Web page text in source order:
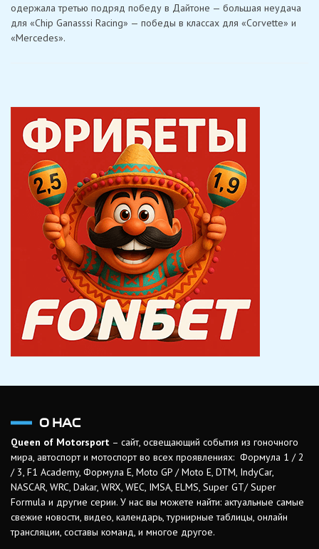
одержала третью подряд победу в Дайтоне — большая неудача
для «Chip Ganasssi Racing» — победы в классах для «Corvette» и
«Mercedes».
О НАС
Queen of Motorsport – сайт, освещающий события из гоночного
мира, автоспорт и мотоспорт во всех проявлениях: Формула 1 / 2
/ 3, F1 Academy, Формула Е, Moto GP / Moto E, DTM, IndyCar,
NASCAR, WRC, Dakar, WRX, WEC, IMSA, ELMS, Super GT/ Super
Formula и другие серии. У нас вы можете найти: актуальные самые
свежие новости, видео, календарь, турнирные таблицы, онлайн
трансляции, составы команд, и многое другое.